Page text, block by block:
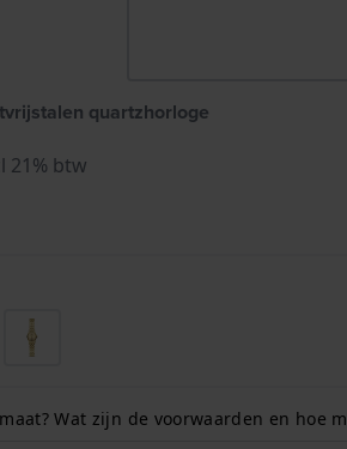
quartzhorloge
21% btw
Wat zijn de voorwaarden en hoe